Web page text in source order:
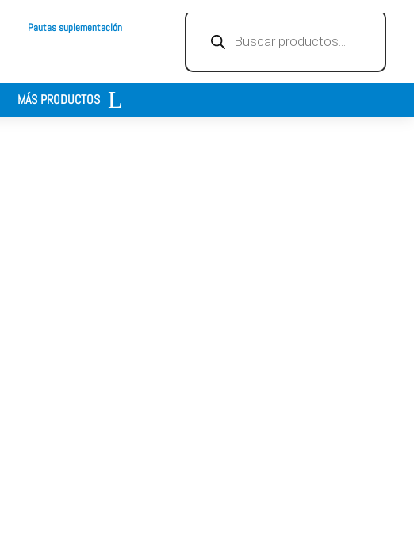
Pautas suplementación
productos
MÁS PRODUCTOS